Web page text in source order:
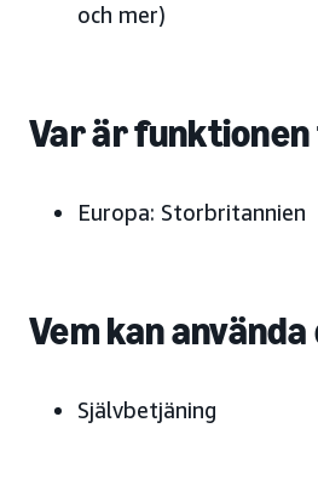
och mer)
Var är
Europa: Storbritannien
Vem kan använda
Självbetjäning